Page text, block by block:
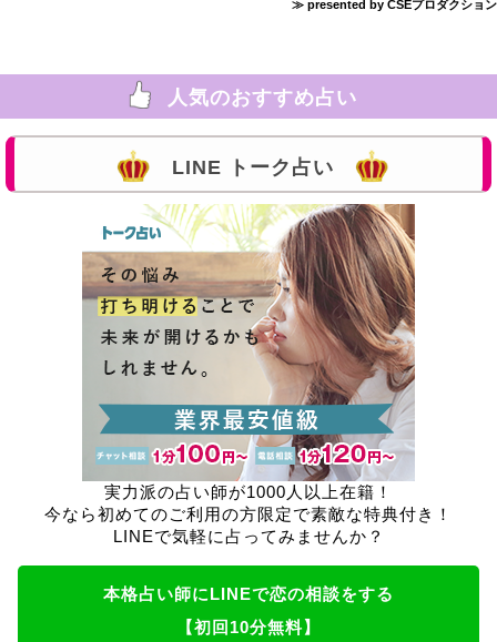
≫ presented by CSEプロダクション
人気のおすすめ占い
LINE トーク占い
実力派の占い師が1000人以上在籍！
今なら初めてのご利用の方限定で素敵な特典付き！
LINEで気軽に占ってみませんか？
本格占い師にLINEで恋の相談をする
【初回10分無料】